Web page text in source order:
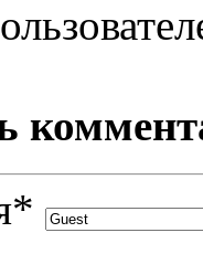
*